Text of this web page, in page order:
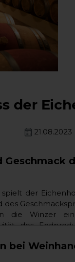
der
21.08.2023
spielt der
des
die Winzer
des
auf den Wein.
bei